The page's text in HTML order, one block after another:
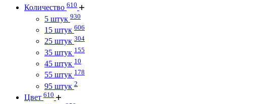
Количество 610
5 штук 930
15 штук 606
25 штук 304
35 штук 155
45 штук 10
55 штук 178
95 штук 2
Цвет 610